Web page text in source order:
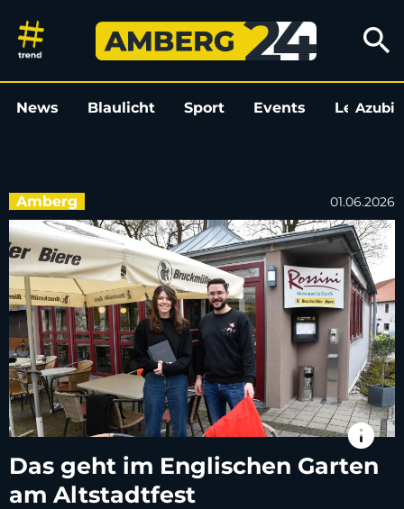
Das geht im Englischen
search
News Blaulicht Sport Events LeoAzubi
Amberg 01.06.2026
info
Das geht im Englischen Garten
am Altstadtfest